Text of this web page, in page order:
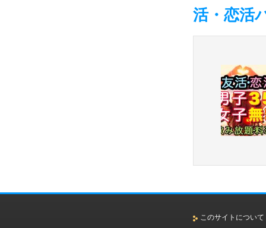
活・恋活
このサイトについて